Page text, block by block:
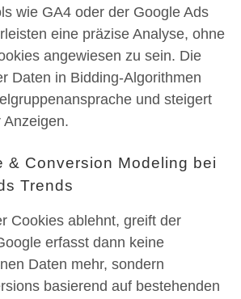
wie GA4 oder der Google Ads
eine präzise Analyse, ohne
angewiesen zu sein. Die
Daten in Bidding-Algorithmen
und steigert
& Conversion Modeling bei
Trends
Cookies ablehnt, greift der
erfasst dann keine
Daten mehr, sondern
basierend auf bestehenden